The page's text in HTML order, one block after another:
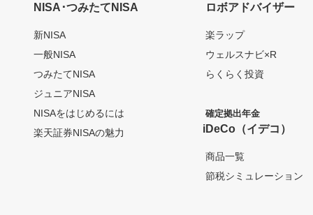
NISA･つみたてNISA
新NISA
一般NISA
つみたてNISA
ジュニアNISA
NISAをはじめるには
楽天証券NISAの魅力
ロボアドバイザー
楽ラップ
ウェルスナビ×R
らくらく投資
確定拠出年金
iDeCo（イデコ）
商品一覧
節税シミュレーション